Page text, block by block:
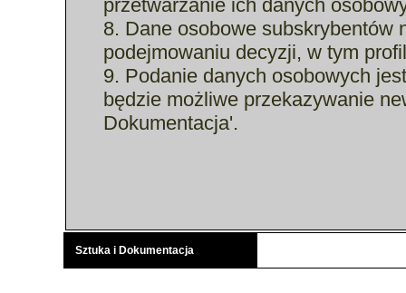
przetwarzanie ich danych
8. Dane osobowe subskrybentów
podejmowaniu decyzji, w tym
9. Podanie danych osobowych
będzie możliwe przekazywanie
Dokumentacja'.
Sztuka i Dokumentacja